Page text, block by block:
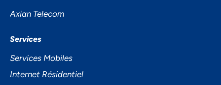
Axian Telecom
Services
Services Mobiles
Internet Résidentiel